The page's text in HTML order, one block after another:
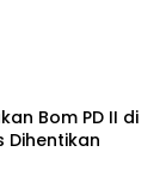
Bom PD II di
Dihentikan